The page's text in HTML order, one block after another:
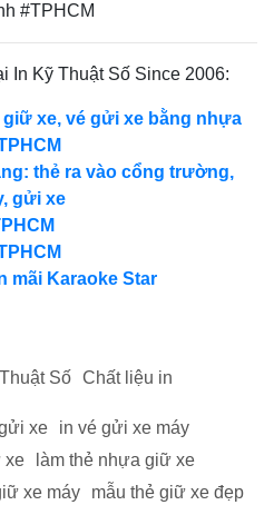
#TPHCM
In Kỹ Thuật Số Since 2006:
giữ xe, vé gửi xe bằng nhựa
thẻ ra vào cổng trường,
gửi xe
mãi Karaoke Star
Số Chất liệu in
xe
in vé gửi xe máy
xe
làm thẻ nhựa giữ xe
xe máy
mẫu thẻ giữ xe đẹp